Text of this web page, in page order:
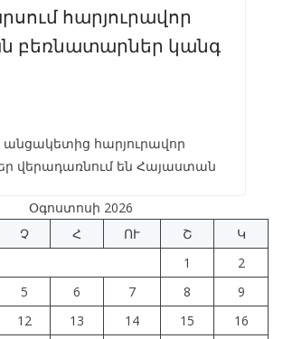
հարյուրավոր
բեռնատարներ կանգ
անցակետից հարյուրավոր
վերադառնում են Հայաստան
Օգոստոսի 2026
Չ Հ ՈՒ Շ
Կ
1
2
5 6 7 8
9
12 13 14 15
16